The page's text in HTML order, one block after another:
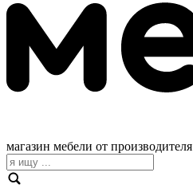
магазин мебели от производителя